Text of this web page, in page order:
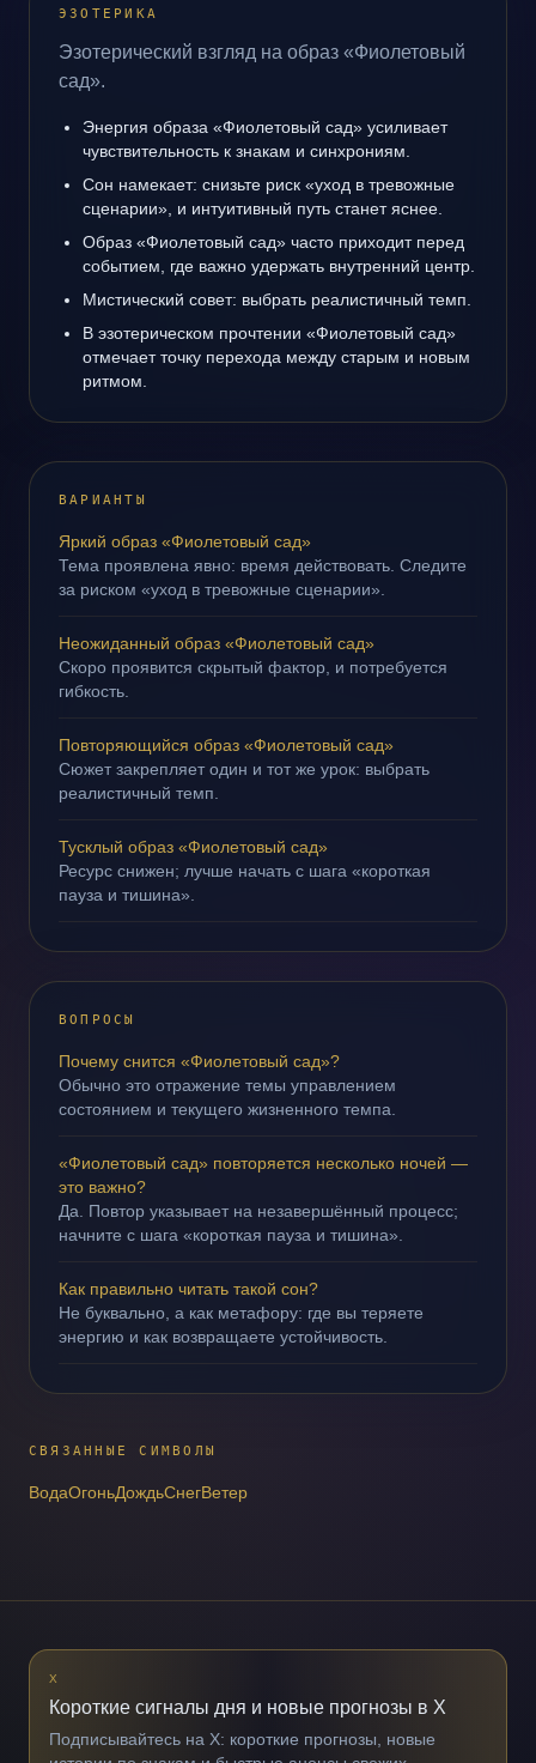
ЭЗОТЕРИКА
Эзотерический взгляд на образ «Фиолетовый
сад».
Энергия образа «Фиолетовый сад» усиливает
чувствительность к знакам и синхрониям.
Сон намекает: снизьте риск «уход в тревожные
сценарии», и интуитивный путь станет яснее.
Образ «Фиолетовый сад» часто приходит перед
событием, где важно удержать внутренний центр.
Мистический совет: выбрать реалистичный темп.
В эзотерическом прочтении «Фиолетовый сад»
отмечает точку перехода между старым и новым
ритмом.
ВАРИАНТЫ
Яркий образ «Фиолетовый сад»
Тема проявлена явно: время действовать. Следите
за риском «уход в тревожные сценарии».
Неожиданный образ «Фиолетовый сад»
Скоро проявится скрытый фактор, и потребуется
гибкость.
Повторяющийся образ «Фиолетовый сад»
Сюжет закрепляет один и тот же урок: выбрать
реалистичный темп.
Тусклый образ «Фиолетовый сад»
Ресурс снижен; лучше начать с шага «короткая
пауза и тишина».
ВОПРОСЫ
Почему снится «Фиолетовый сад»?
Обычно это отражение темы управлением
состоянием и текущего жизненного темпа.
«Фиолетовый сад» повторяется несколько ночей —
это важно?
Да. Повтор указывает на незавершённый процесс;
начните с шага «короткая пауза и тишина».
Как правильно читать такой сон?
Не буквально, а как метафору: где вы теряете
энергию и как возвращаете устойчивость.
СВЯЗАННЫЕ СИМВОЛЫ
ВодаОгоньДождьСнегВетер
X
Короткие сигналы дня и новые прогнозы в X
Подписывайтесь на X: короткие прогнозы, новые